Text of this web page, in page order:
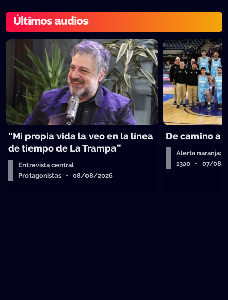
Últimos audios
“Mi propia vida la veo en la línea
de tiempo de La Trampa”
Entrevista central
Protagonistas • 08/08/2026
De camino a
Alerta naranja:
13a0 • 07/08/